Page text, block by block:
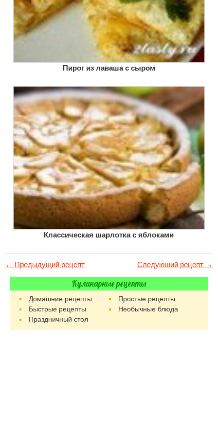
Пирог из лаваша с сыром
Классическая шарлотка с яблоками
← Предыдущий рецепт Следующий рецепт →
Кулинарные рецепты
Домашние рецепты
Простые рецепты
Быстрые рецепты
Необычные блюда
Праздничный стол